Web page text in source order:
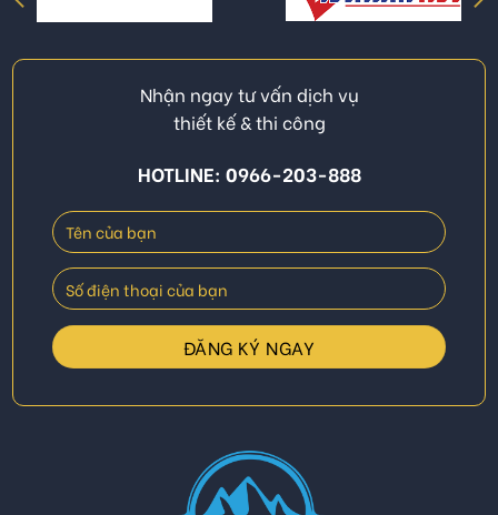
Nhận ngay tư vấn dịch vụ
thiết kế & thi công
HOTLINE: 0966-203-888